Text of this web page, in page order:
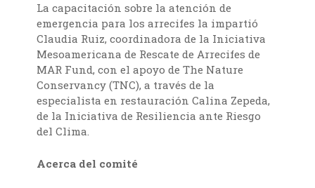
La capacitación sobre la atención de
emergencia para los arrecifes la impartió
Claudia Ruiz, coordinadora de la Iniciativa
Mesoamericana de Rescate de Arrecifes de
MAR Fund, con el apoyo de The Nature
Conservancy (TNC), a través de la
especialista en restauración Calina Zepeda,
de la Iniciativa de Resiliencia ante Riesgo
del Clima.
Acerca del comité